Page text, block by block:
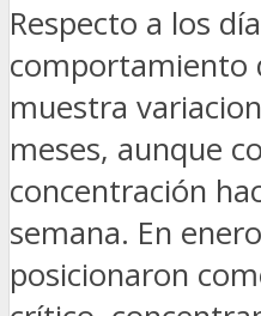
Respecto a los
comportamiento
muestra
meses, aunque
concentración
semana. En
posicionaron